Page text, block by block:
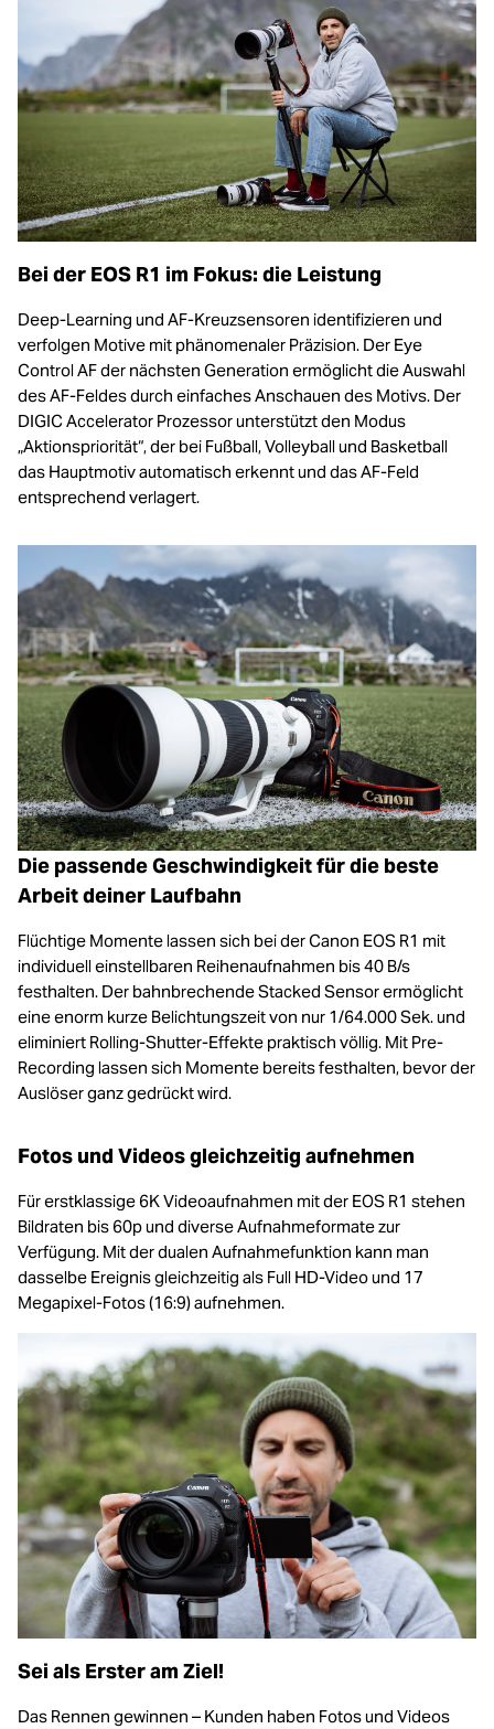
Bei der EOS R1 im Fokus: die Leistung
Deep-Learning und AF-Kreuzsensoren identifizieren und
verfolgen Motive mit phänomenaler Präzision. Der Eye
Control AF der nächsten Generation ermöglicht die Auswahl
des AF-Feldes durch einfaches Anschauen des Motivs. Der
DIGIC Accelerator Prozessor unterstützt den Modus
„Aktionspriorität“, der bei Fußball, Volleyball und Basketball
das Hauptmotiv automatisch erkennt und das AF-Feld
entsprechend verlagert.
Die passende Geschwindigkeit für die beste
Arbeit deiner Laufbahn
Flüchtige Momente lassen sich bei der Canon EOS R1 mit
individuell einstellbaren Reihenaufnahmen bis 40 B/s
festhalten. Der bahnbrechende Stacked Sensor ermöglicht
eine enorm kurze Belichtungszeit von nur 1/64.000 Sek. und
eliminiert Rolling-Shutter-Effekte praktisch völlig. Mit Pre-
Recording lassen sich Momente bereits festhalten, bevor der
Auslöser ganz gedrückt wird.
Fotos und Videos gleichzeitig aufnehmen
Für erstklassige 6K Videoaufnahmen mit der EOS R1 stehen
Bildraten bis 60p und diverse Aufnahmeformate zur
Verfügung. Mit der dualen Aufnahmefunktion kann man
dasselbe Ereignis gleichzeitig als Full HD-Video und 17
Megapixel-Fotos (16:9) aufnehmen.
Sei als Erster am Ziel!
Das Rennen gewinnen – Kunden haben Fotos und Videos